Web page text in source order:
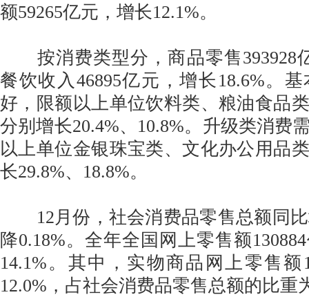
额59265亿元，增长12.1%。
按消费类型分，商品零售393928
餐饮收入46895亿元，增长18.6%。
好，限额以上单位饮料类、粮油食品
分别增长20.4%、10.8%。升级类消费
以上单位金银珠宝类、文化办公用品
长29.8%、18.8%。
12月份，社会消费品零售总额同比
降0.18%。全年全国网上零售额
14.1%。其中，实物商品网上零售额
12.0%，占社会消费品零售总额的比重